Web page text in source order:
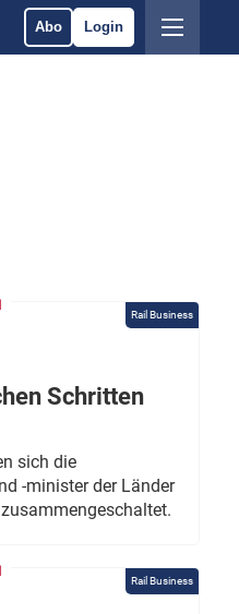
Abo Login
Rail Business
Schritten
sich die
-minister der Länder
Rail Business